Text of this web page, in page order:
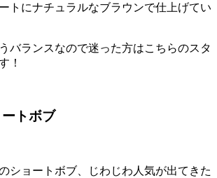
トにナチュラルなブラウンで仕上げてい
バランスなので迷った方はこちらのスタ
！
トボブ
ショートボブ、じわじわ人気が出てきた